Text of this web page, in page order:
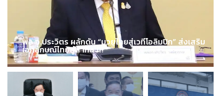
พล.อ.ประวิตร ผลักดัน “มวยไทยสู่เวทีโอลิมปิก” ส่งเสริม
เอกลักษณ์ไทยสู่สากล !!!